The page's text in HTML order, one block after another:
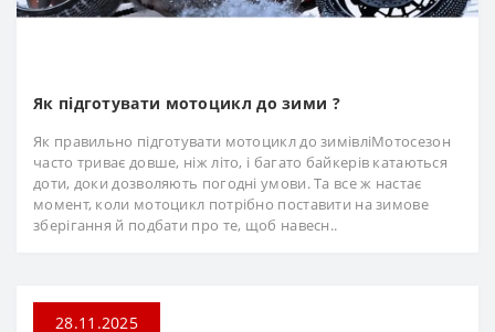
Як підготувати мотоцикл до зими ?
Як правильно підготувати мотоцикл до зимівліМотосезон
часто триває довше, ніж літо, і багато байкерів катаються
доти, доки дозволяють погодні умови. Та все ж настає
момент, коли мотоцикл потрібно поставити на зимове
зберігання й подбати про те, щоб навесн..
28.11.2025